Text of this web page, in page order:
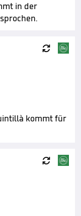
in der

kommt für
